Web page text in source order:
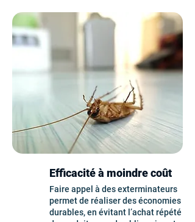
Efficacité à moindre coût
Faire appel à des exterminateurs
permet de réaliser des économies
durables, en évitant l’achat répété